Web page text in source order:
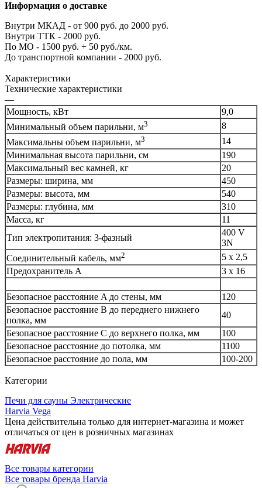
Информация о доставке
Внутри МКАД - от 900 руб. до 2000 руб.
Внутри ТТК - 2000 руб.
По МО - 1500 руб. + 50 руб./км.
До транспортной компании - 2000 руб.
Характеристики
Технические характеристики
—
Мощность, кВт
9,0
Минимальный объем парильни, м3
8
Максимальны объем парильни, м3
14
Минимальная высота парильни, см
190
Максимальный вес камней, кг
20
Размеры: ширина, мм
450
Размеры: высота, мм
540
Размеры: глубина, мм
310
Масса, кг
11
Тип электропитания: 3-фазный
400 V
3N
Соединительный кабель, мм2
5 x 2,5
Предохранитель A
3 x 16
Безопасное расстояние A до стены, мм
120
Безопасное расстояние B до переднего нижнего
полка, мм
40
Безопасное расстояние C до верхнего полка, мм
100
Безопасное расстояние до потолка, мм
1100
Безопасное расстояние до пола, мм
100-200
Категории
Печи для сауны Электрические
Harvia Vega
Цена действительна только для интернет-магазина и может
отличаться от цен в розничных магазинах
Все товары категории
Все товары бренда Harvia